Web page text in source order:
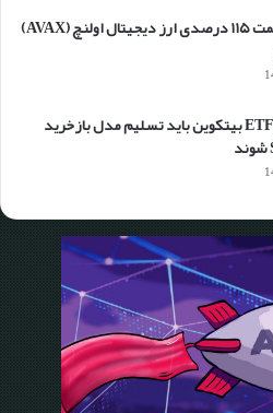
افزایش قیمت ۱۱۵ درصدی ارز دیجیتال اولنچ (AVAX)
متقاضیان ETF بیتکوین باید تسلیم مدل بازخرید